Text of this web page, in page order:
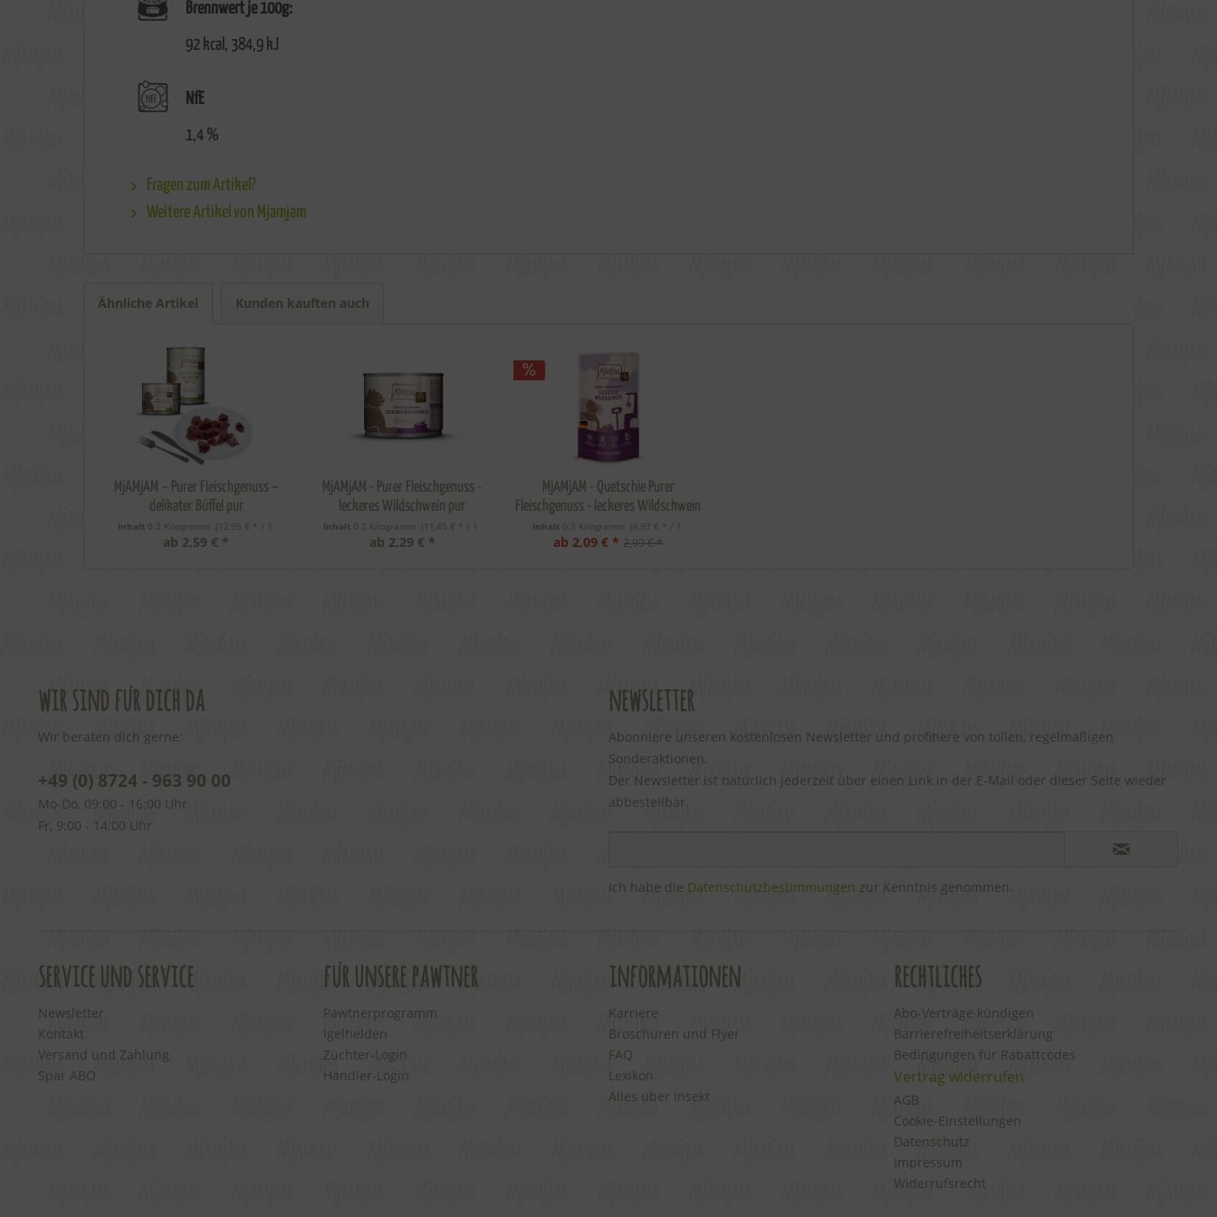
Brennwert je 100g:
92 kcal, 384,9 kJ
NfE
1,4 %
Fragen zum Artikel?
Weitere Artikel von Mjamjam
Ähnliche Artikel Kunden kauften auch
MjAMjAM – Purer Fleischgenuss –
delikater Büffel pur
Inhalt 0.2 Kilogramm (12,95 € * / 1
Kilogramm)
ab 2,59 € *
MjAMjAM - Purer Fleischgenuss -
leckeres Wildschwein pur
Inhalt 0.2 Kilogramm (11,45 € * / 1
Kilogramm)
ab 2,29 € *
MjAMjAM - Quetschie Purer
Fleischgenuss - leckeres Wildschwein
pur
Inhalt 0.3 Kilogramm (6,97 € * / 1
Kilogramm)
ab 2,09 € * 2,99 € *
wir sind für dich da
Wir beraten dich gerne:
+49 (0) 8724 - 963 90 00
Mo-Do, 09:00 - 16:00 Uhr
Fr, 9:00 - 14:00 Uhr
newsletter
Abonniere unseren kostenlosen Newsletter und profitiere von tollen, regelmäßigen
Sonderaktionen.
Der Newsletter ist natürlich jederzeit über einen Link in der E-Mail oder dieser Seite wieder
abbestellbar.
Ich habe die Datenschutzbestimmungen zur Kenntnis genommen.
service und service
Newsletter
Kontakt
Versand und Zahlung
Spar ABO
für unsere pawtner
Pawtnerprogramm
Igelhelden
Züchter-Login
Händler-Login
informationen
Karriere
Broschüren und Flyer
FAQ
Lexikon
Alles über Insekt
rechtliches
Abo-Verträge kündigen
Barrierefreiheitserklärung
Bedingungen für Rabattcodes
Vertrag widerrufen
AGB
Cookie-Einstellungen
Datenschutz
Impressum
Widerrufsrecht